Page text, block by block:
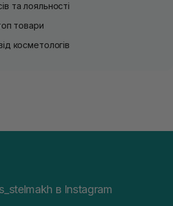
та лояльності
товари
косметологів
в Instagram